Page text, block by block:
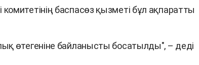
баспасөз қызметі бұл ақпаратты
өтегеніне байланысты босатылды", – деді